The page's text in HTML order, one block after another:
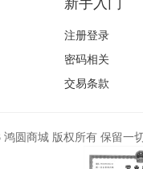
新手入门
注册登录
密码相关
交易条款
鸿圆商城 版权所有 保留一